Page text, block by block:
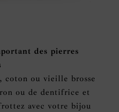
des pierres
ou vieille brosse
ou de dentifrice et
avec votre bijou